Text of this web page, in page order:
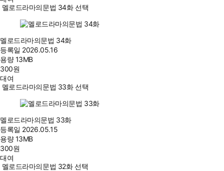
멜로드라마의문법 34화 선택
멜로드라마의문법 34화
등록일 2026.05.16
용량13MB
300원
대여
멜로드라마의문법 33화 선택
멜로드라마의문법 33화
등록일 2026.05.15
용량13MB
300원
대여
멜로드라마의문법 32화 선택